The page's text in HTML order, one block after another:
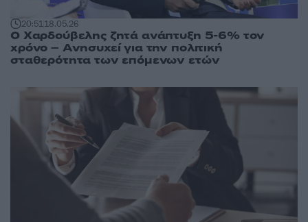
20:5118.05.26
Ο Χαρδούβελης ζητά ανάπτυξη 5-6% τον
χρόνο – Ανησυχεί για την πολιτική
σταθερότητα των επόμενων ετών